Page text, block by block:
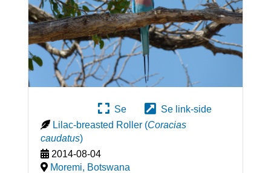
Se
Se link-side
Lilac-breasted Roller (Coracias
caudatus)
2014-08-04
Moremi, Botswana